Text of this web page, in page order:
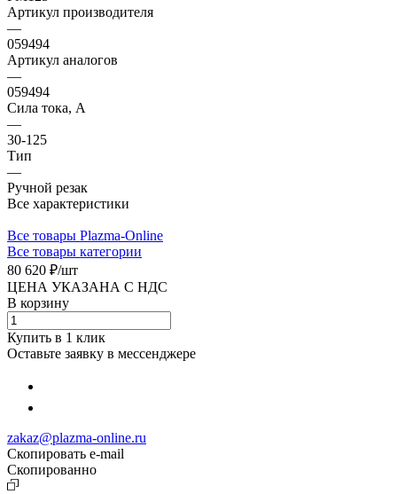
Артикул производителя
—
059494
Артикул аналогов
—
059494
Сила тока, А
—
30-125
Тип
—
Ручной резак
Все характеристики
Все товары Plazma-Online
Все товары категории
80 620 ₽/шт
ЦЕНА УКАЗАНА С НДС
В корзину
Купить в 1 клик
Оставьте заявку в мессенджере
zakaz@plazma-online.ru
Скопировать e-mail
Cкопированно